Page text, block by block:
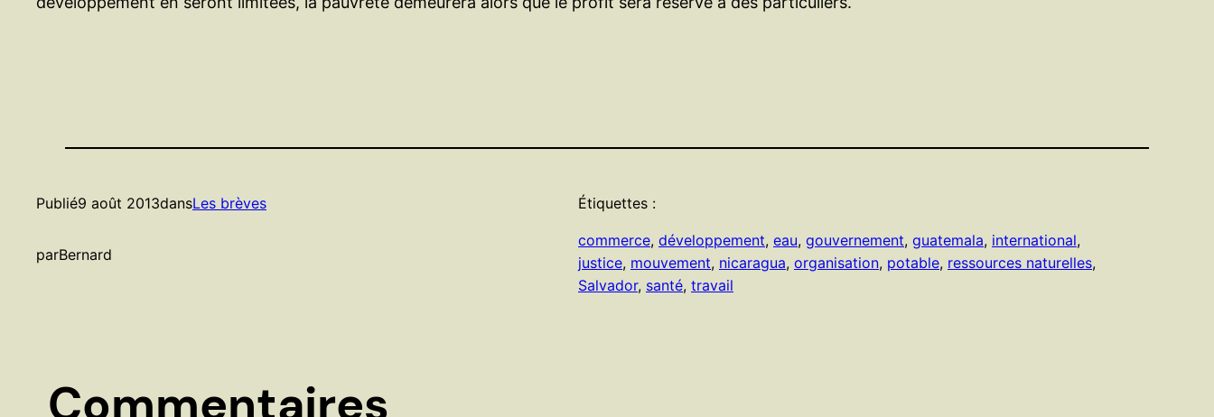
Publié9 août 2013dansLes brèves
parBernard
Étiquettes :
commerce, développement, eau, gouvernement, guatemala, international
justice, mouvement, nicaragua, organisation, potable, ressources naturelles
Salvador, santé, travail